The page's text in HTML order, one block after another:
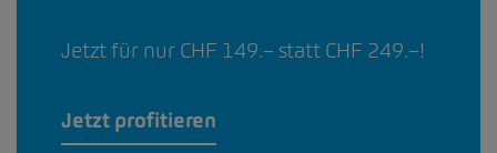
Jetzt für nur CHF 149.– statt CHF 249.–!
Jetzt profitieren